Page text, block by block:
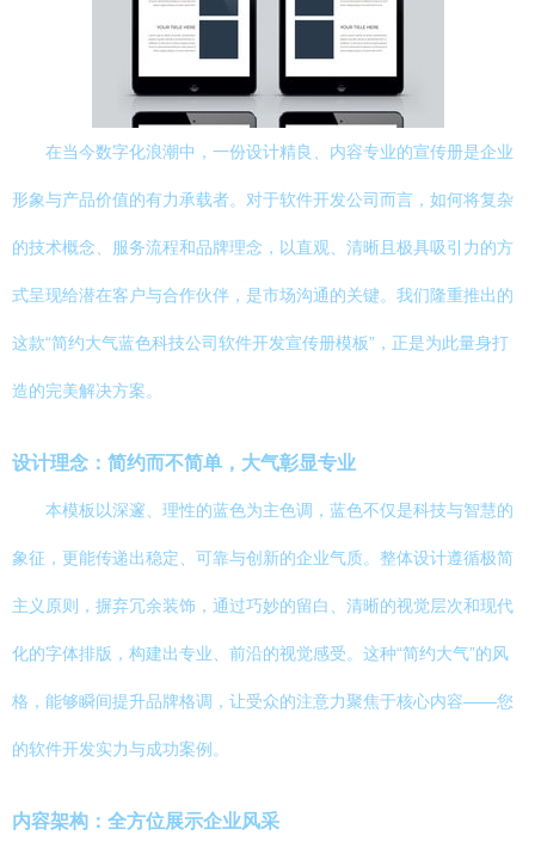
在当今数字化浪潮中，一份设计精良、内容专业的宣传册是企业
形象与产品价值的有力承载者。对于软件开发公司而言，如何将复杂
的技术概念、服务流程和品牌理念，以直观、清晰且极具吸引力的方
式呈现给潜在客户与合作伙伴，是市场沟通的关键。我们隆重推出的
这款“简约大气蓝色科技公司软件开发宣传册模板”，正是为此量身打
造的完美解决方案。
设计理念：简约而不简单，大气彰显专业
本模板以深邃、理性的蓝色为主色调，蓝色不仅是科技与智慧的
象征，更能传递出稳定、可靠与创新的企业气质。整体设计遵循极简
主义原则，摒弃冗余装饰，通过巧妙的留白、清晰的视觉层次和现代
化的字体排版，构建出专业、前沿的视觉感受。这种“简约大气”的风
格，能够瞬间提升品牌格调，让受众的注意力聚焦于核心内容——您
的软件开发实力与成功案例。
内容架构：全方位展示企业风采